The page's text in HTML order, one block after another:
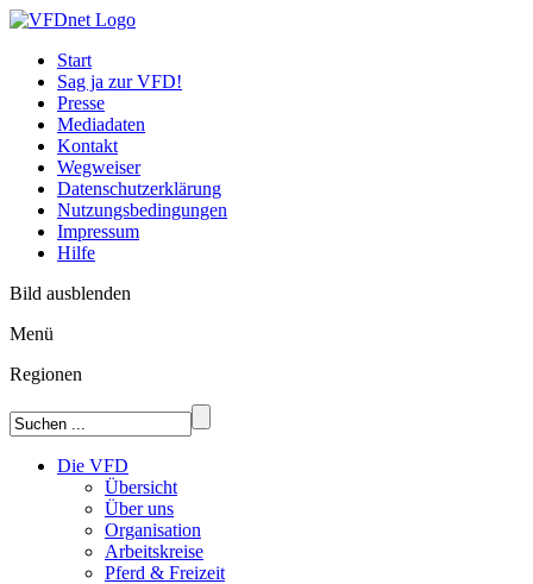
Start
Sag ja zur VFD!
Presse
Mediadaten
Kontakt
Wegweiser
Datenschutzerklärung
Nutzungsbedingungen
Impressum
Hilfe
Bild ausblenden
Menü
Regionen
Die VFD
Übersicht
Über uns
Organisation
Arbeitskreise
Pferd & Freizeit